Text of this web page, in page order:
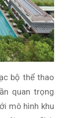
bộ thể thao
quan trọng
mô hình khu